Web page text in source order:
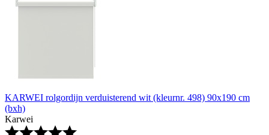
KARWEI rolgordijn verduisterend wit (kleurnr. 498) 90x190 cm
(bxh)
Karwei